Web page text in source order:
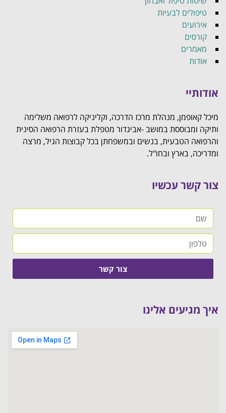
טיפולים לבעיות
אירועים
קורסים
מאמרים
אודות
אודותיי
מיכל קאופמן, מנהלת מרכז הדרכה, וקליניקה לרפואה משלימה
ותיקה ומבוססת במושב -אביגדור מטפלת בעזרת הרפואה הסינית
והרפואה הטבעית, בנשים ובמשפחתן בכל קבוצות הגיל, מרצה
ומדריכה, בארץ ובחו"ל.
צור קשר עכשיו
צור קשר
איך מגיעים אלינו